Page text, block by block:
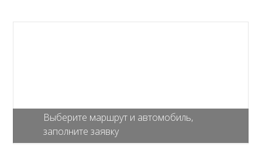
Выберите маршрут и автомобиль,
заполните заявку